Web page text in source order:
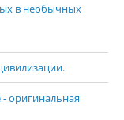
в необычных
оригинальная